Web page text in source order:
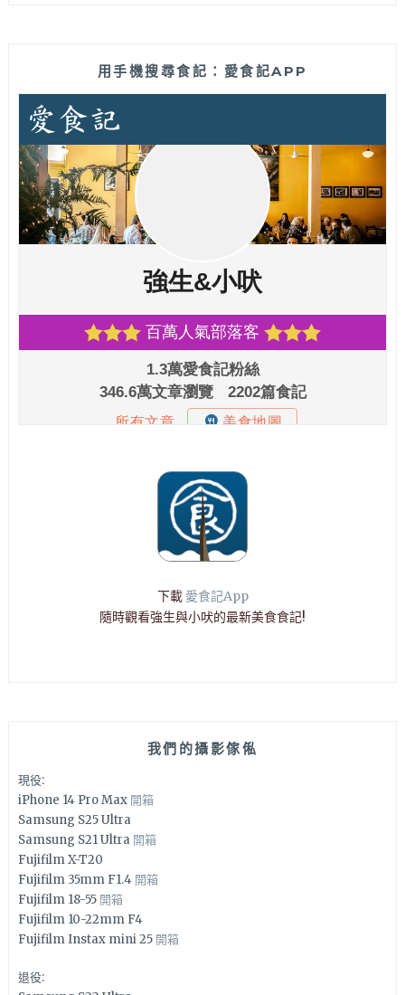
用手機搜尋食記：愛食記APP
下載 愛食記App
隨時觀看強生與小吠的最新美食食記!
我們的攝影傢俬
現役:
iPhone 14 Pro Max 開箱
Samsung S25 Ultra
Samsung S21 Ultra 開箱
Fujifilm X-T20
Fujifilm 35mm F1.4 開箱
Fujifilm 18-55 開箱
Fujifilm 10-22mm F4
Fujifilm Instax mini 25 開箱
退役: